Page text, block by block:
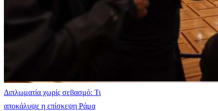
Διπλωματία χωρίς σεβασμό: Τι
αποκάλυψε η επίσκεψη Ράμα